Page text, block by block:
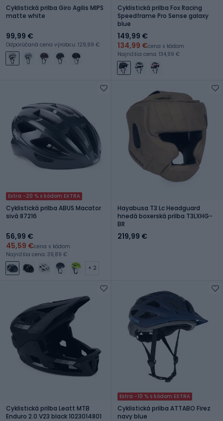
Cyklistická prilba Giro Agilis MIPS
matte white
99,99 €
Odporúčaná cena výrobcu: 129,99 €
Cyklistická prilba Fox Racing
Speedframe Pro Sense galaxy
blue
149,99 €
134,99 €cena s kódom
Najnižšia cena: 134,99 €
Extra -20 % s kódom EXTRA
Cyklistická prilba ABUS Macator
sivá 87216
56,99 €
45,59 €cena s kódom
Najnižšia cena: 39,89 €
+ 2
Hayabusa T3 Lc Headguard
hnedá boxerská prilba T3LXHG-
BR
219,99 €
Cyklistická prilba Leatt MTB
Enduro 2.0 V23 black 1023014801
Extra -10 % s kódom EXTRA
Cyklistická prilba ATTABO Firez
navy blue